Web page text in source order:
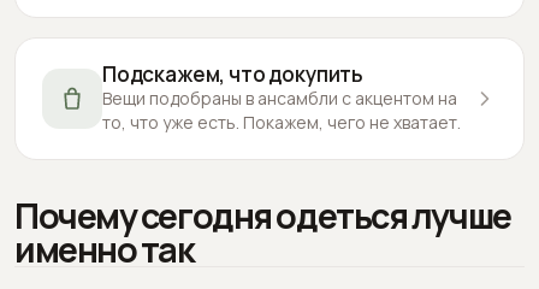
Подскажем, что докупить
Вещи подобраны в ансамбли с акцентом на
то, что уже есть. Покажем, чего не хватает.
Почему сегодня одеться лучше
именно так